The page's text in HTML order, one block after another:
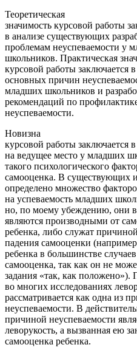
Теоретическая
значимость курсовой работы
в анализе существующих
проблемам неуспеваемости у
школьников. Практическая
курсовой работы заключается
основных причин
младших школьников и
рекомендаций по
неуспеваемости.
Новизна
курсовой работы заключается
на ведущее место у младших
такого психологического
самооценка. В существующих
определено множество
на успеваемость младших
но, по моему убеждению, они
являются производными от
ребенка, либо служат
падения самооценки
ребенка в большинстве
самооценка, так как он не
задания «так, как положено»).
во многих исследованиях
рассматривается как одна из
неуспеваемости. В
причиной неуспеваемости
леворукость, а вызванная ею
самооценка ребенка.